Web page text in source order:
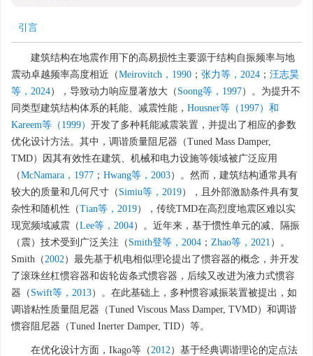
引言
建筑结构在地震作用下的高易损性主要源于结构自振频率与地
震动卓越频率高度相近（Meirovitch，1990 ； 张力等，2024 ； 汪志昊
等，2024），导致动力响应显著放大（ Soong等，1997）。为提升不
同类型建筑结构体系的耗能、减震性能， Housner等（1997）和
Kareem等（1999） 开发了多种耗能减震装置，并提出了相应的参数
优化设计方法。其中，调谐质量阻尼器（Tuned Mass Damper,
TMD）因其有效性在建筑、机械和电力设施等领域被广泛应用
（McNamara，1977 ； Hwang等，2003）。然而，建筑结构通常具有
较大的质量和几何尺寸（ Simiu等，2019），且外部激励条件具有复
杂性和随机性（Tian等，2019），传统TMD在高烈度地震区难以实
现宽频域减震（Lee等，2004）。近年来，基于惯性单元的减、隔振
（震）技术受到广泛关注（ Smith登等，2004 ； Zhao等，2021 ）。
Smith（2002）最先基于机电相似理论提出了惯容器的概念，并开发
了滚珠丝杠惯容器和齿轮齿条式惯容器，后续又改进为液力式惯容
器（ Swift等，2013）。在此基础上，多种惯容减振装置被提出，如
调谐粘性质量阻尼器（Tuned Viscous Mass Damper, TVMD）和调谐
惯容阻尼器（Tuned Inerter Damper, TID）等。
在优化设计方面，Ikago等（2012）基于经典调谐理论的定点法